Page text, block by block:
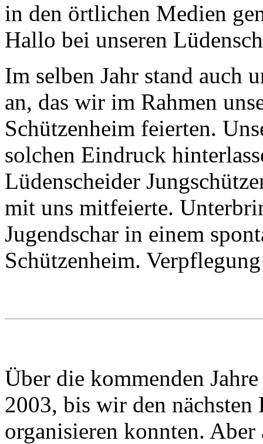
in den örtlichen Medien
Hallo bei unseren
Im selben Jahr stand auch
an, das wir im Rahmen
Schützenheim feierten.
solchen Eindruck
Lüdenscheider
mit uns mitfeierte.
Jugendschar in einem
Schützenheim.
Über die kommenden
2003, bis wir den nächsten
organisieren konnten.